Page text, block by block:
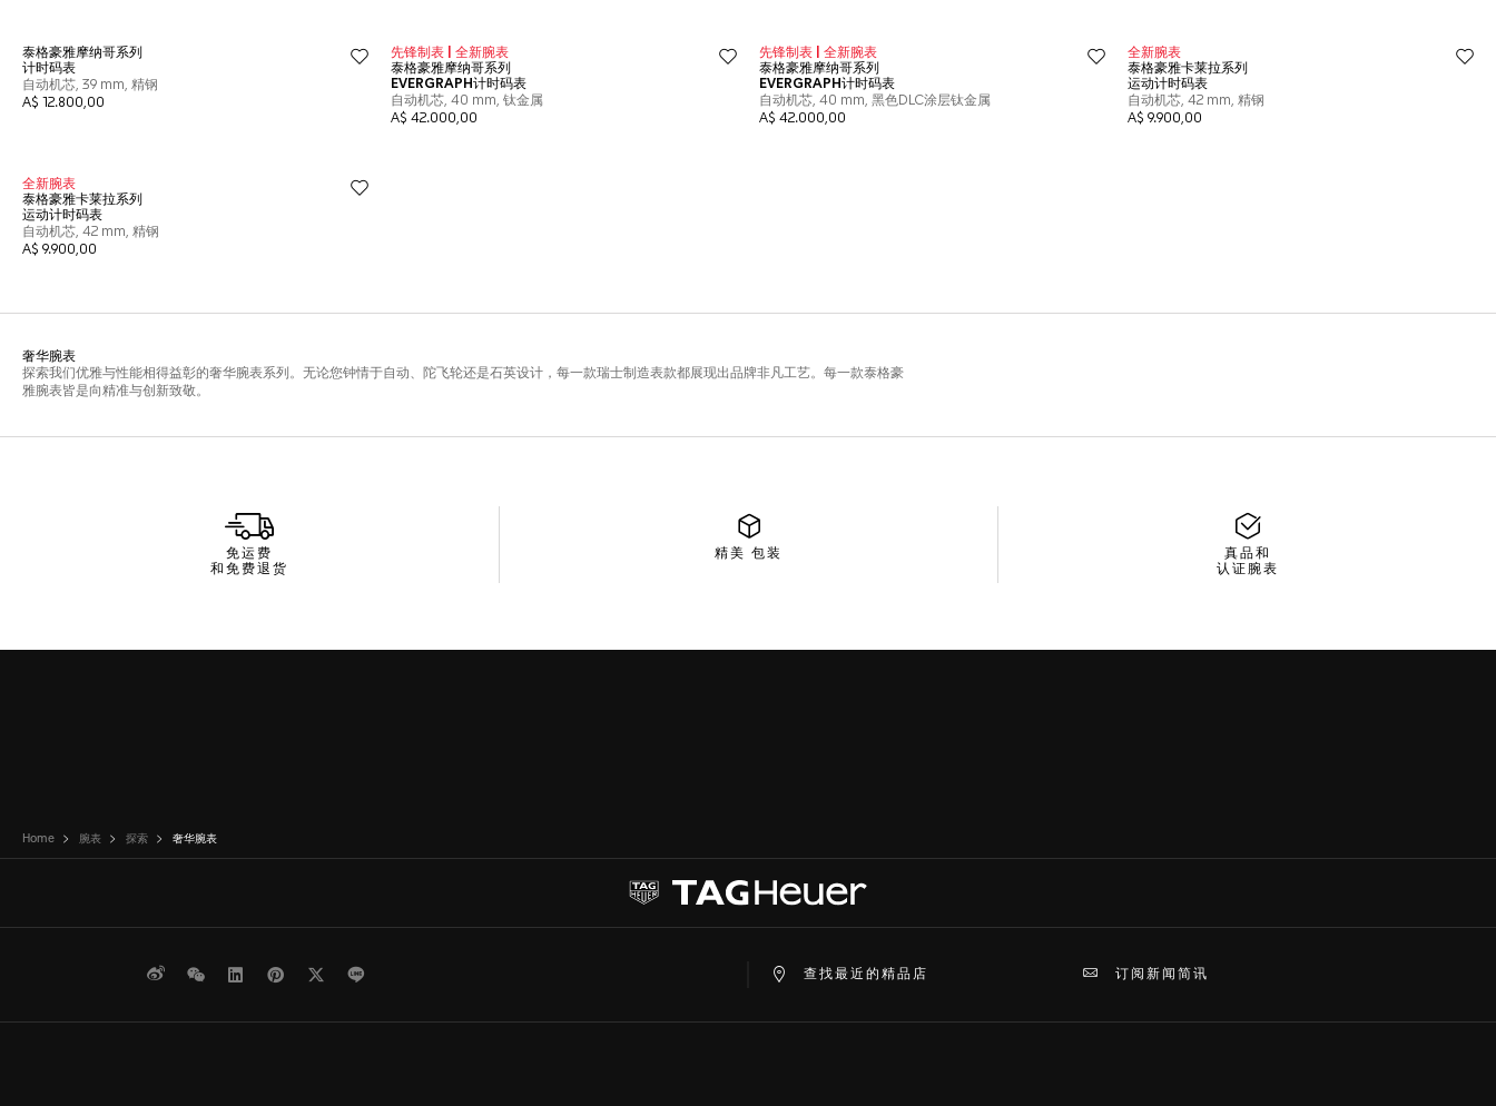
免运费
和免费退货
精美 包装
真品和
认证腕表
Home 腕表 探索 奢华腕表
微博 WeChat
领英 Pinterest
Twitter 查找最近的精品店 订阅新闻简讯